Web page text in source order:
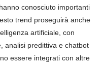
conosciuto importanti
trend proseguirà anche
artificiale, con
analisi predittiva e chatbot
essere integrati con altre